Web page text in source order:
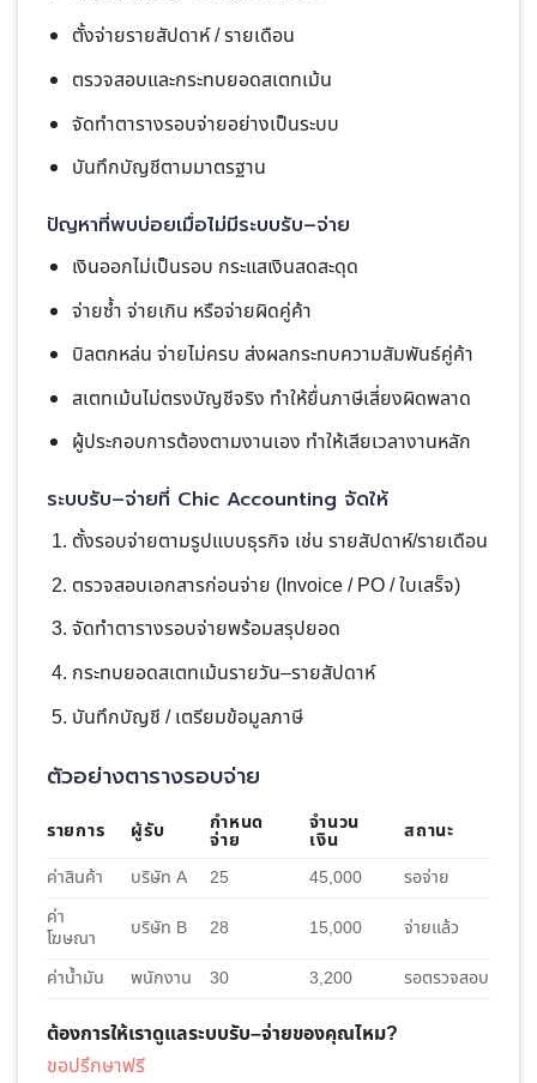
ตั้งจ่ายรายสัปดาห์ / รายเดือน
ตรวจสอบและกระทบยอดสเตทเม้น
จัดทำตารางรอบจ่ายอย่างเป็นระบบ
บันทึกบัญชีตามมาตรฐาน
ปัญหาที่พบบ่อยเมื่อไม่มีระบบรับ–จ่าย
เงินออกไม่เป็นรอบ กระแสเงินสดสะดุด
จ่ายซ้ำ จ่ายเกิน หรือจ่ายผิดคู่ค้า
บิลตกหล่น จ่ายไม่ครบ ส่งผลกระทบความสัมพันธ์คู่ค้า
สเตทเม้นไม่ตรงบัญชีจริง ทำให้ยื่นภาษีเสี่ยงผิดพลาด
ผู้ประกอบการต้องตามงานเอง ทำให้เสียเวลางานหลัก
ระบบรับ–จ่ายที่ Chic Accounting จัดให้
ตั้งรอบจ่ายตามรูปแบบธุรกิจ เช่น รายสัปดาห์/รายเดือน
ตรวจสอบเอกสารก่อนจ่าย (Invoice / PO / ใบเสร็จ)
จัดทำตารางรอบจ่ายพร้อมสรุปยอด
กระทบยอดสเตทเม้นรายวัน–รายสัปดาห์
บันทึกบัญชี / เตรียมข้อมูลภาษี
ตัวอย่างตารางรอบจ่าย
รายการ ผู้รับ กำหนด
จ่าย
จำนวน
เงิน
สถานะ
ค่าสินค้า
บริษัท A 25 45,000
รอจ่าย
ค่า
โฆษณา
บริษัท B 28 15,000
จ่ายแล้ว
ค่าน้ำมัน
พนักงาน 30 3,200 รอตรวจสอบ
ต้องการให้เราดูแลระบบรับ–จ่ายของคุณไหม?
ขอปรึกษาฟรี